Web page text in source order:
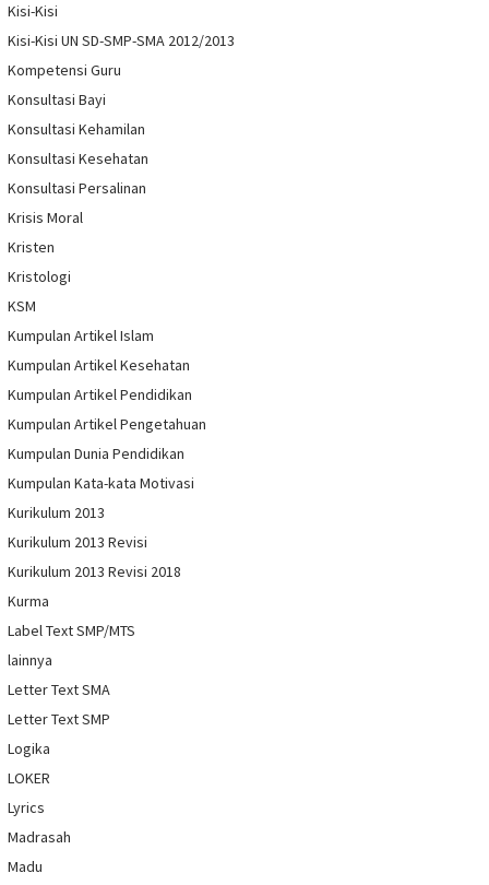
Kisi-Kisi
Kisi-Kisi UN SD-SMP-SMA 2012/2013
Kompetensi Guru
Konsultasi Bayi
Konsultasi Kehamilan
Konsultasi Kesehatan
Konsultasi Persalinan
Krisis Moral
Kristen
Kristologi
KSM
Kumpulan Artikel Islam
Kumpulan Artikel Kesehatan
Kumpulan Artikel Pendidikan
Kumpulan Artikel Pengetahuan
Kumpulan Dunia Pendidikan
Kumpulan Kata-kata Motivasi
Kurikulum 2013
Kurikulum 2013 Revisi
Kurikulum 2013 Revisi 2018
Kurma
Label Text SMP/MTS
lainnya
Letter Text SMA
Letter Text SMP
Logika
LOKER
Lyrics
Madrasah
Madu